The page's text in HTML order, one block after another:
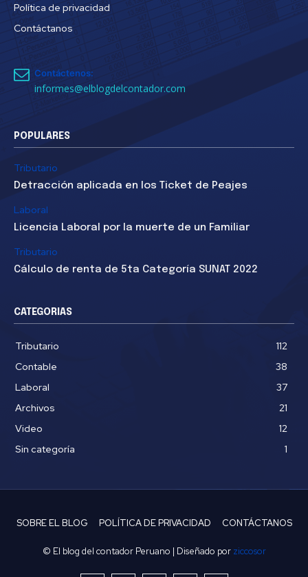
Política de privacidad
Contáctanos
Contáctenos:
informes@elblogdelcontador.com
POPULARES
Tributario
Detracción aplicada en los Ticket de Peajes
Laboral
Licencia Laboral por la muerte de un Familiar
Tributario
Cálculo de renta de 5ta Categoría SUNAT 2022
CATEGORIAS
Tributario
112
Contable
38
Laboral
37
Archivos
21
Video
12
Sin categoría
1
SOBRE EL BLOG POLÍTICA DE PRIVACIDAD CONTÁCTANOS
© El blog del contador Peruano | Diseñado por ziccosor